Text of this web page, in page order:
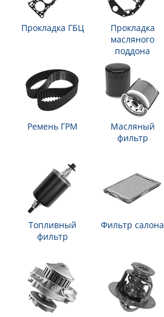
Прокладка ГБЦ
Прокладка
масляного
поддона
Ремень ГРМ
Масляный
фильтр
Топливный
фильтр
Фильтр салона